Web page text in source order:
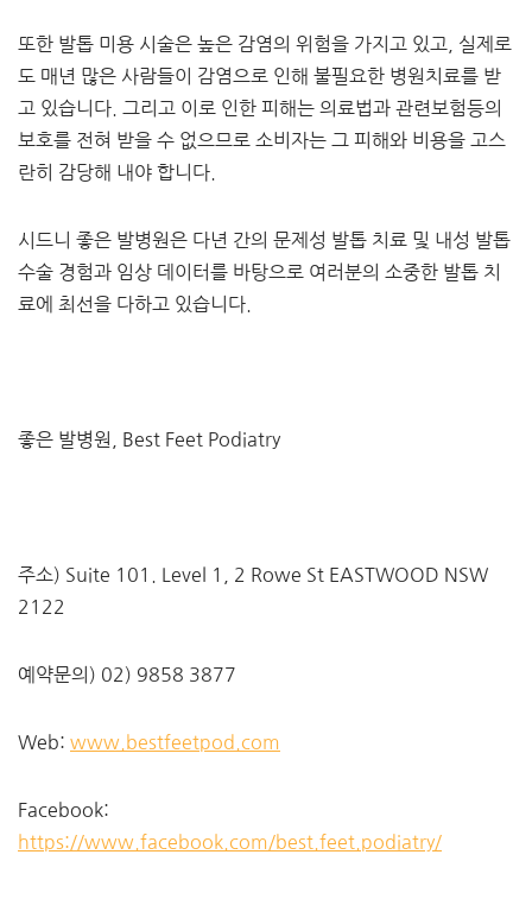
​또한 발톱 미용 시술은 높은 감염의 위험을 가지고 있고, 실제로
도 매년 많은 사람들이 감염으로 인해 불필요한 병원치료를 받
고 있습니다. 그리고 이로 인한 피해는 의료법과 관련보험등의
보호를 전혀 받을 수 없으므로 소비자는 그 피해와 비용을 고스
란히 감당해 내야 합니다.
시드니 좋은 발병원은 다년 간의 문제성 발톱 치료 및 내성 발톱
수술 경험과 임상 데이터를 바탕으로 여러분의 소중한 발톱 치
료에 최선을 다하고 있습니다.
좋은 발병원, Best Feet Podiatry
주소) Suite 101. Level 1, 2 Rowe St EASTWOOD NSW
2122
예약문의) 02) 9858 3877
Web: www.bestfeetpod.com
Facebook:
https://www.facebook.com/best.feet.podiatry/